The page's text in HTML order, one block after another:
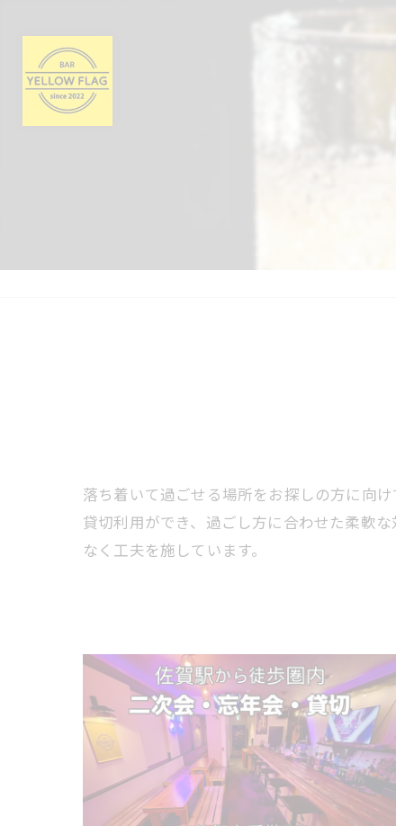
落ち着いて過ごせる場所をお探しの方に向
貸切利用ができ、過ごし方に合わせた柔軟
なく工夫を施しています。